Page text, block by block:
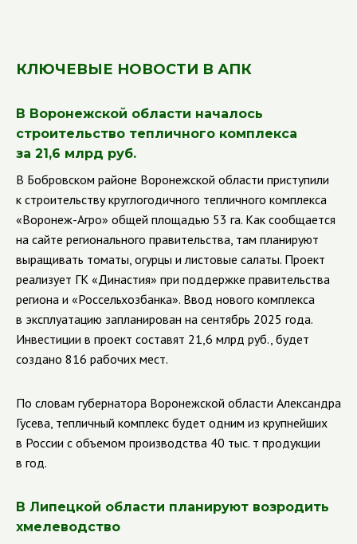
КЛЮЧЕВЫЕ НОВОСТИ В АПК
В Воронежской области началось
строительство тепличного комплекса
за 21,6 млрд руб.
В Бобровском районе Воронежской области приступили
к строительству круглогодичного тепличного комплекса
«Воронеж-Агро» общей площадью 53 га. Как сообщается
на сайте регионального правительства, там планируют
выращивать томаты, огурцы и листовые салаты. Проект
реализует ГК «Династия» при поддержке правительства
региона и «Россельхозбанка». Ввод нового комплекса
в эксплуатацию запланирован на сентябрь 2025 года.
Инвестиции в проект составят 21,6 млрд руб., будет
создано 816 рабочих мест.
По словам губернатора Воронежской области Александра
Гусева, тепличный комплекс будет одним из крупнейших
в России с объемом производства 40 тыс. т продукции
в год.
В Липецкой области планируют возродить
хмелеводство